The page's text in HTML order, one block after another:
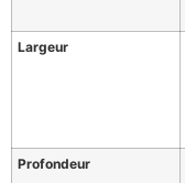
Largeur
Profondeur